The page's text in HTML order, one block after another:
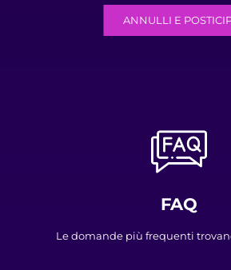
ANNULLI E
FAQ
Le domande più frequenti